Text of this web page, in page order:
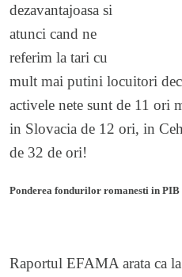
dezavantajoasa si
atunci cand ne
referim la tari cu
mult mai putini locuitori
activele nete sunt de 11 ori
in Slovacia de 12 ori, in
de 32 de ori!
Ponderea fondurilor romanesti in PIB
Raportul EFAMA arata ca